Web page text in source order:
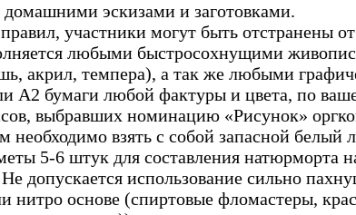
домашними эскизами и заготовками.
участники могут быть отстранены
любыми быстросохнущими
акрил, темпера), а так же любыми
А2 бумаги любой фактуры и цвета, по
выбравших номинацию «Рисунок»
необходимо взять с собой запасной белый
5-6 штук для составления натюрморта
использование сильно
нитро основе (спиртовые фломастеры,